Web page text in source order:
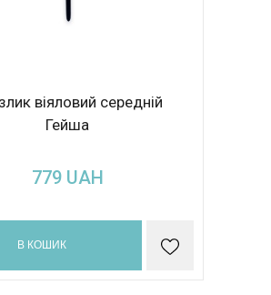
віяловий середній
Гейша
779 UAH
В КОШИК